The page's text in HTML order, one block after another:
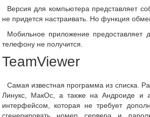
Версия для компьютера представляет
не придется настраивать. Но функция
Мобильное приложение предоставляет
телефону не получится.
TeamViewer
Самая известная программа из списка.
Линукс, МакОс, а также на Андроиде и
интерфейсом, которая не требует